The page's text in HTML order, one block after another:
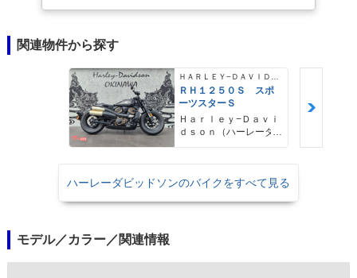
関連物件から探す
ＲＨ１２５０Ｓ スポ
ーツスターＳ
Ｈａｒｌｅｙ−Ｄａｖｉ
ｄｓｏｎ（ハーレーダ
ハーレーダビッドソンのバイクをすべて見る
モデル／カラー／関連情報